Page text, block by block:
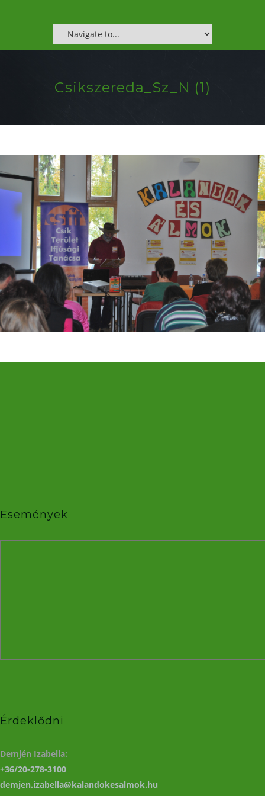
Csikszereda_Sz_N (1)
Események
Érdeklődni
Demjén Izabella:
+36/20-278-3100
demjen.izabella@kalandokesalmok.hu